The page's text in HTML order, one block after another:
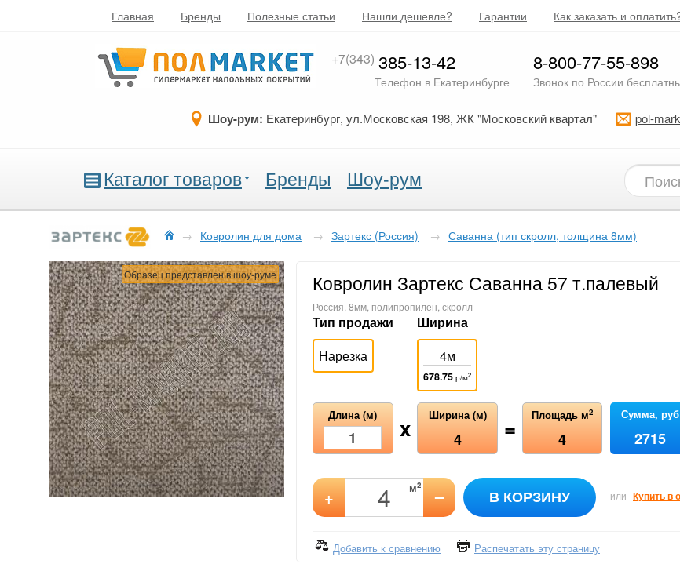
Главная Бренды Полезные статьи Нашли дешевле? Гарантии Как заказать и
+7(343) 385-13-42
Телефон в Екатеринбурге
8-800-77-55-898
Звонок по России
Шоу-рум: Екатеринбург, ул.Московская 198, ЖК "Московский квартал" pol-
Каталог товаров Бренды Шоу-рум
→ Ковролин для дома → Зартекс (Россия) → Саванна (тип скролл, толщина 8мм)
Образец представлен в шоу-руме Ковролин Зартекс Саванна 57 т.палевый
Россия, 8мм, полипропилен, скролл
Тип продажи
Нарезка
Ширина
4м
678.75 р/м2
Длина (м) x Ширина (м)
4 = Площадь м2
4
Сумма, руб
2715
+ м2 – В КОРЗИНУ или Купить в
Добавить к сравнению Распечатать эту страницу